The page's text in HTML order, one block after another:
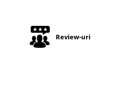
Review-uri